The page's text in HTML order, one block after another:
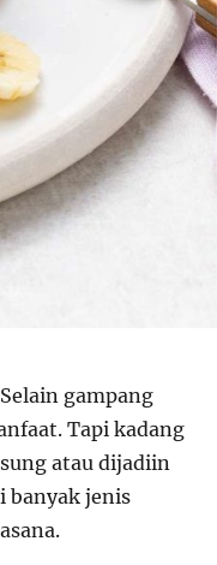
gampang
Tapi kadang
atau dijadiin
banyak jenis